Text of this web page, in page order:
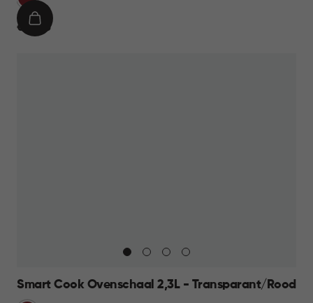
€
€ 14,95
IN
Smart Cook Ovenschaal 2,3L - Transparant/Rood